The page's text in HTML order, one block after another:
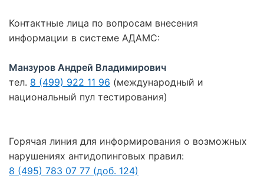
Контактные лица по вопросам внесения
информации в системе АДАМС:
Манзуров Андрей Владимирович
тел. 8 (499) 922 11 96 (международный и
национальный пул тестирования)
Горячая линия для информирования о возможных
нарушениях антидопинговых правил:
8 (495) 783 07 77 (доб. 124)